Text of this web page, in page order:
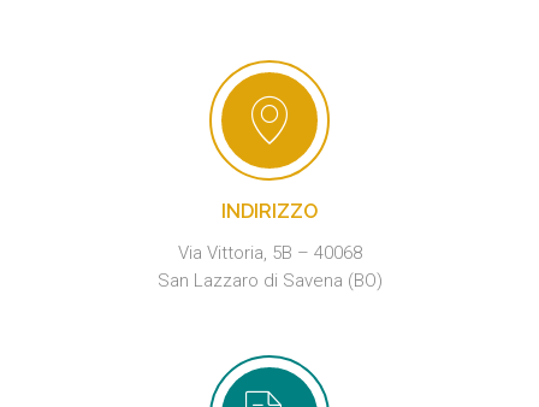
INDIRIZZO
Via Vittoria, 5B – 40068
San Lazzaro di Savena (BO)